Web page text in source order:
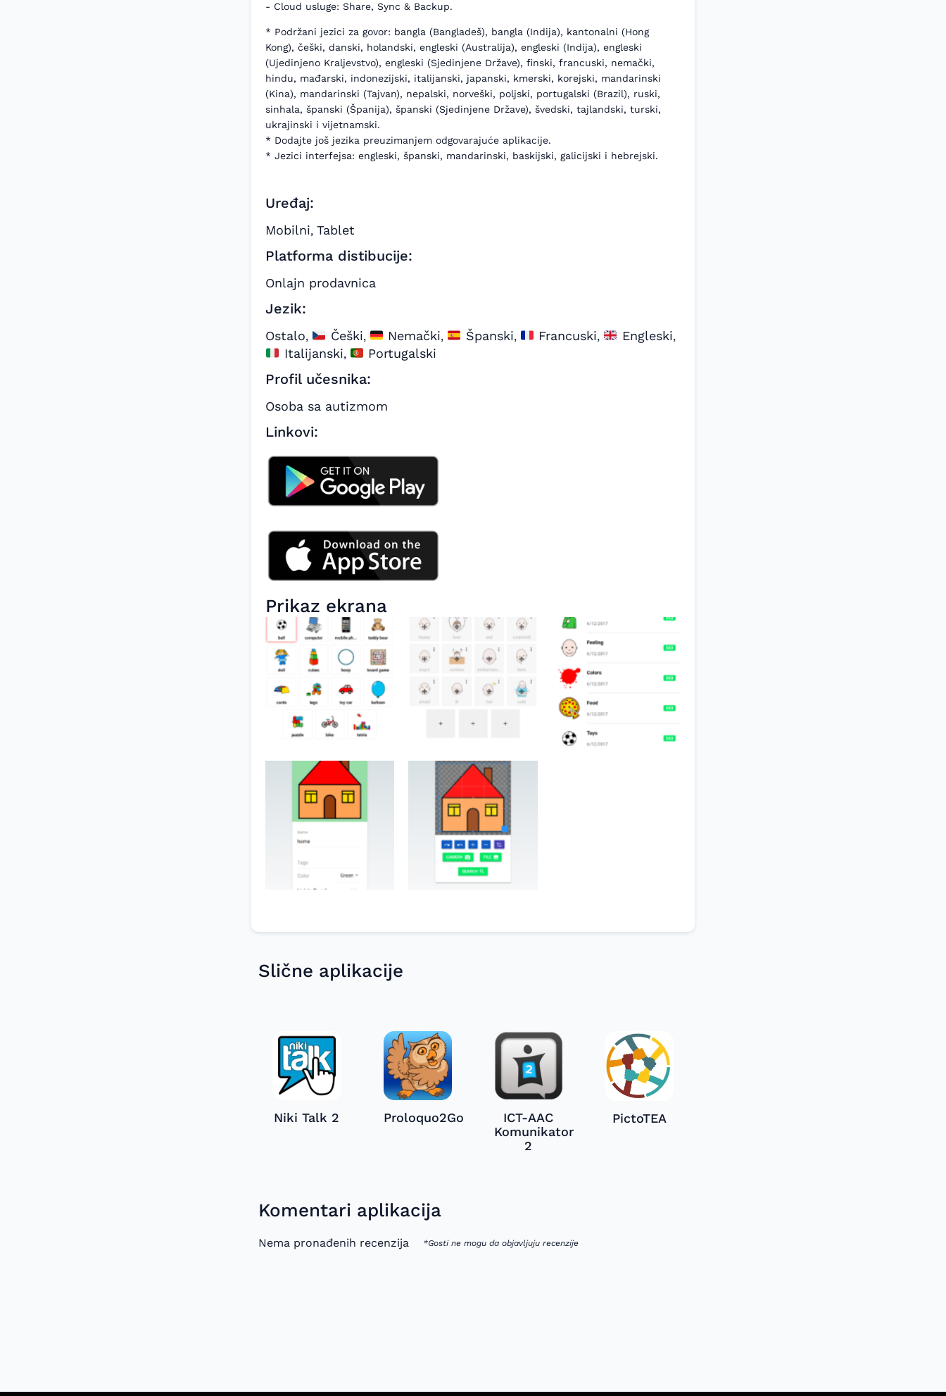
- Cloud usluge: Share, Sync & Backup.
* Podržani jezici za govor: bangla (Bangladeš), bangla (Indija), kantonalni (Hong
Kong), češki, danski, holandski, engleski (Australija), engleski (Indija), engleski
(Ujedinjeno Kraljevstvo), engleski (Sjedinjene Države), finski, francuski, nemački,
hindu, mađarski, indonezijski, italijanski, japanski, kmerski, korejski, mandarinski
(Kina), mandarinski (Tajvan), nepalski, norveški, poljski, portugalski (Brazil), ruski,
sinhala, španski (Španija), španski (Sjedinjene Države), švedski, tajlandski, turski,
ukrajinski i vijetnamski.
* Dodajte još jezika preuzimanjem odgovarajuće aplikacije.
* Jezici interfejsa: engleski, španski, mandarinski, baskijski, galicijski i hebrejski.
Uređaj:
Mobilni, Tablet
Platforma distibucije:
Onlajn prodavnica
Jezik:
Ostalo, Češki, Nemački, Španski, Francuski, Engleski,
Italijanski, Portugalski
Profil učesnika:
Osoba sa autizmom
Linkovi:
Prikaz ekrana
Slične aplikacije
Niki Talk 2 Proloquo2Go
ICT-AAC
Komunikator
2
PictoTEA
Komentari aplikacija
Nema pronađenih recenzija *Gosti ne mogu da objavljuju recenzije